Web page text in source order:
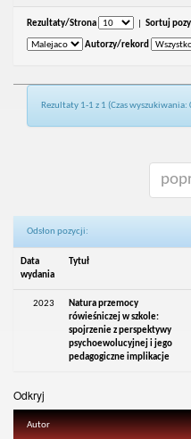
Rezultaty/Strona Sortuj
Autorzy/rekord
Rezultaty 1-1 z 1 (Czas
Odsłon pozycji:
Data
wydania
Tytuł
2023
Natura przemocy
rówieśniczej w szkole:
spojrzenie z perspektywy
psychoewolucyjnej i jego
pedagogiczne implikacje
Odkryj
Autor